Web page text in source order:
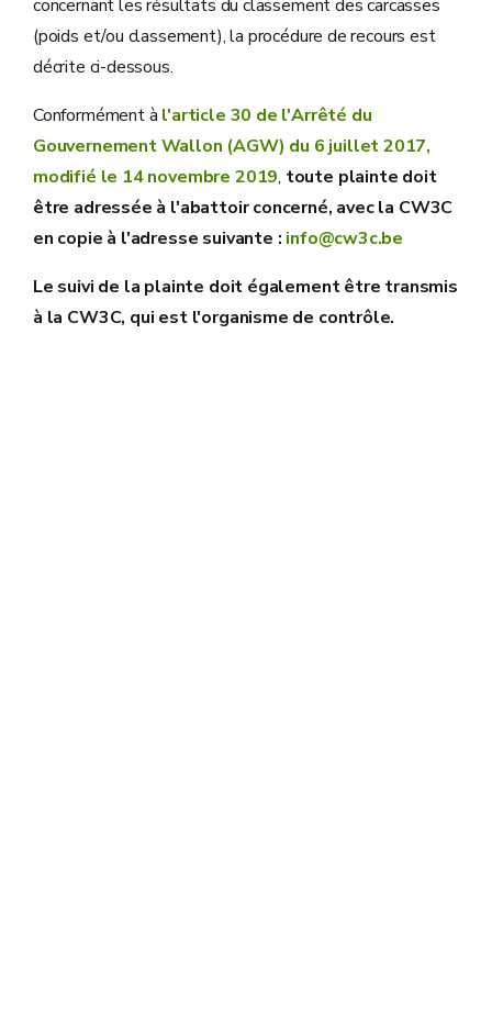
concernant les résultats du classement des carcasses
(poids et/ou classement), la procédure de recours est
décrite ci-dessous.
Conformément à l'article 30 de l'Arrêté du
Gouvernement Wallon (AGW) du 6 juillet 2017,
modifié le 14 novembre 2019, toute plainte doit
être adressée à l'abattoir concerné, avec la CW3C
en copie à l'adresse suivante : info@cw3c.be
Le suivi de la plainte doit également être transmis
à la CW3C, qui est l'organisme de contrôle.